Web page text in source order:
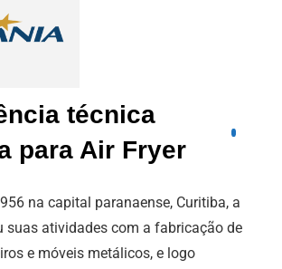
técnica
para Air Fryer
na capital paranaense, Curitiba, a
suas atividades com a fabricação de
e móveis metálicos, e logo